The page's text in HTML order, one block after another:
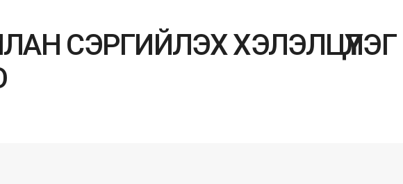
СЭРГИЙЛЭХ ХЭЛЭЛЦҮҮЛЭГ